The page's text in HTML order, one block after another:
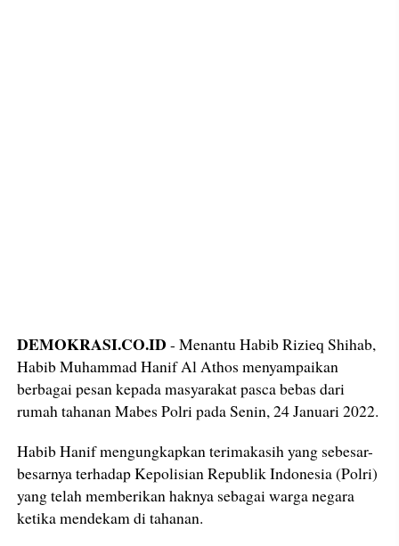
DEMOKRASI.CO.ID - Menantu Habib Rizieq Shihab,
Habib Muhammad Hanif Al Athos menyampaikan
berbagai pesan kepada masyarakat pasca bebas dari
rumah tahanan Mabes Polri pada Senin, 24 Januari 2022.
Habib Hanif mengungkapkan terimakasih yang sebesar-
besarnya terhadap Kepolisian Republik Indonesia (Polri)
yang telah memberikan haknya sebagai warga negara
ketika mendekam di tahanan.